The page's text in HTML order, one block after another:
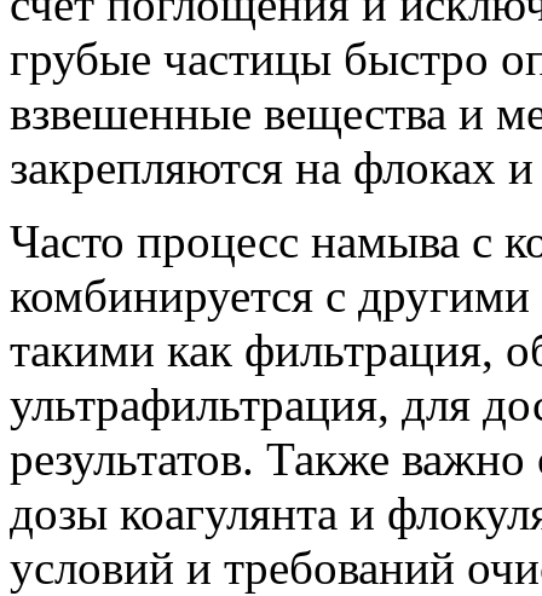
грубые частицы быстро
взвешенные вещества и
закрепляются на флоках
Часто процесс намыва с
комбинируется с
такими как фильтрация,
ультрафильтрация, для
результатов. Также
дозы коагулянта и
условий и требований